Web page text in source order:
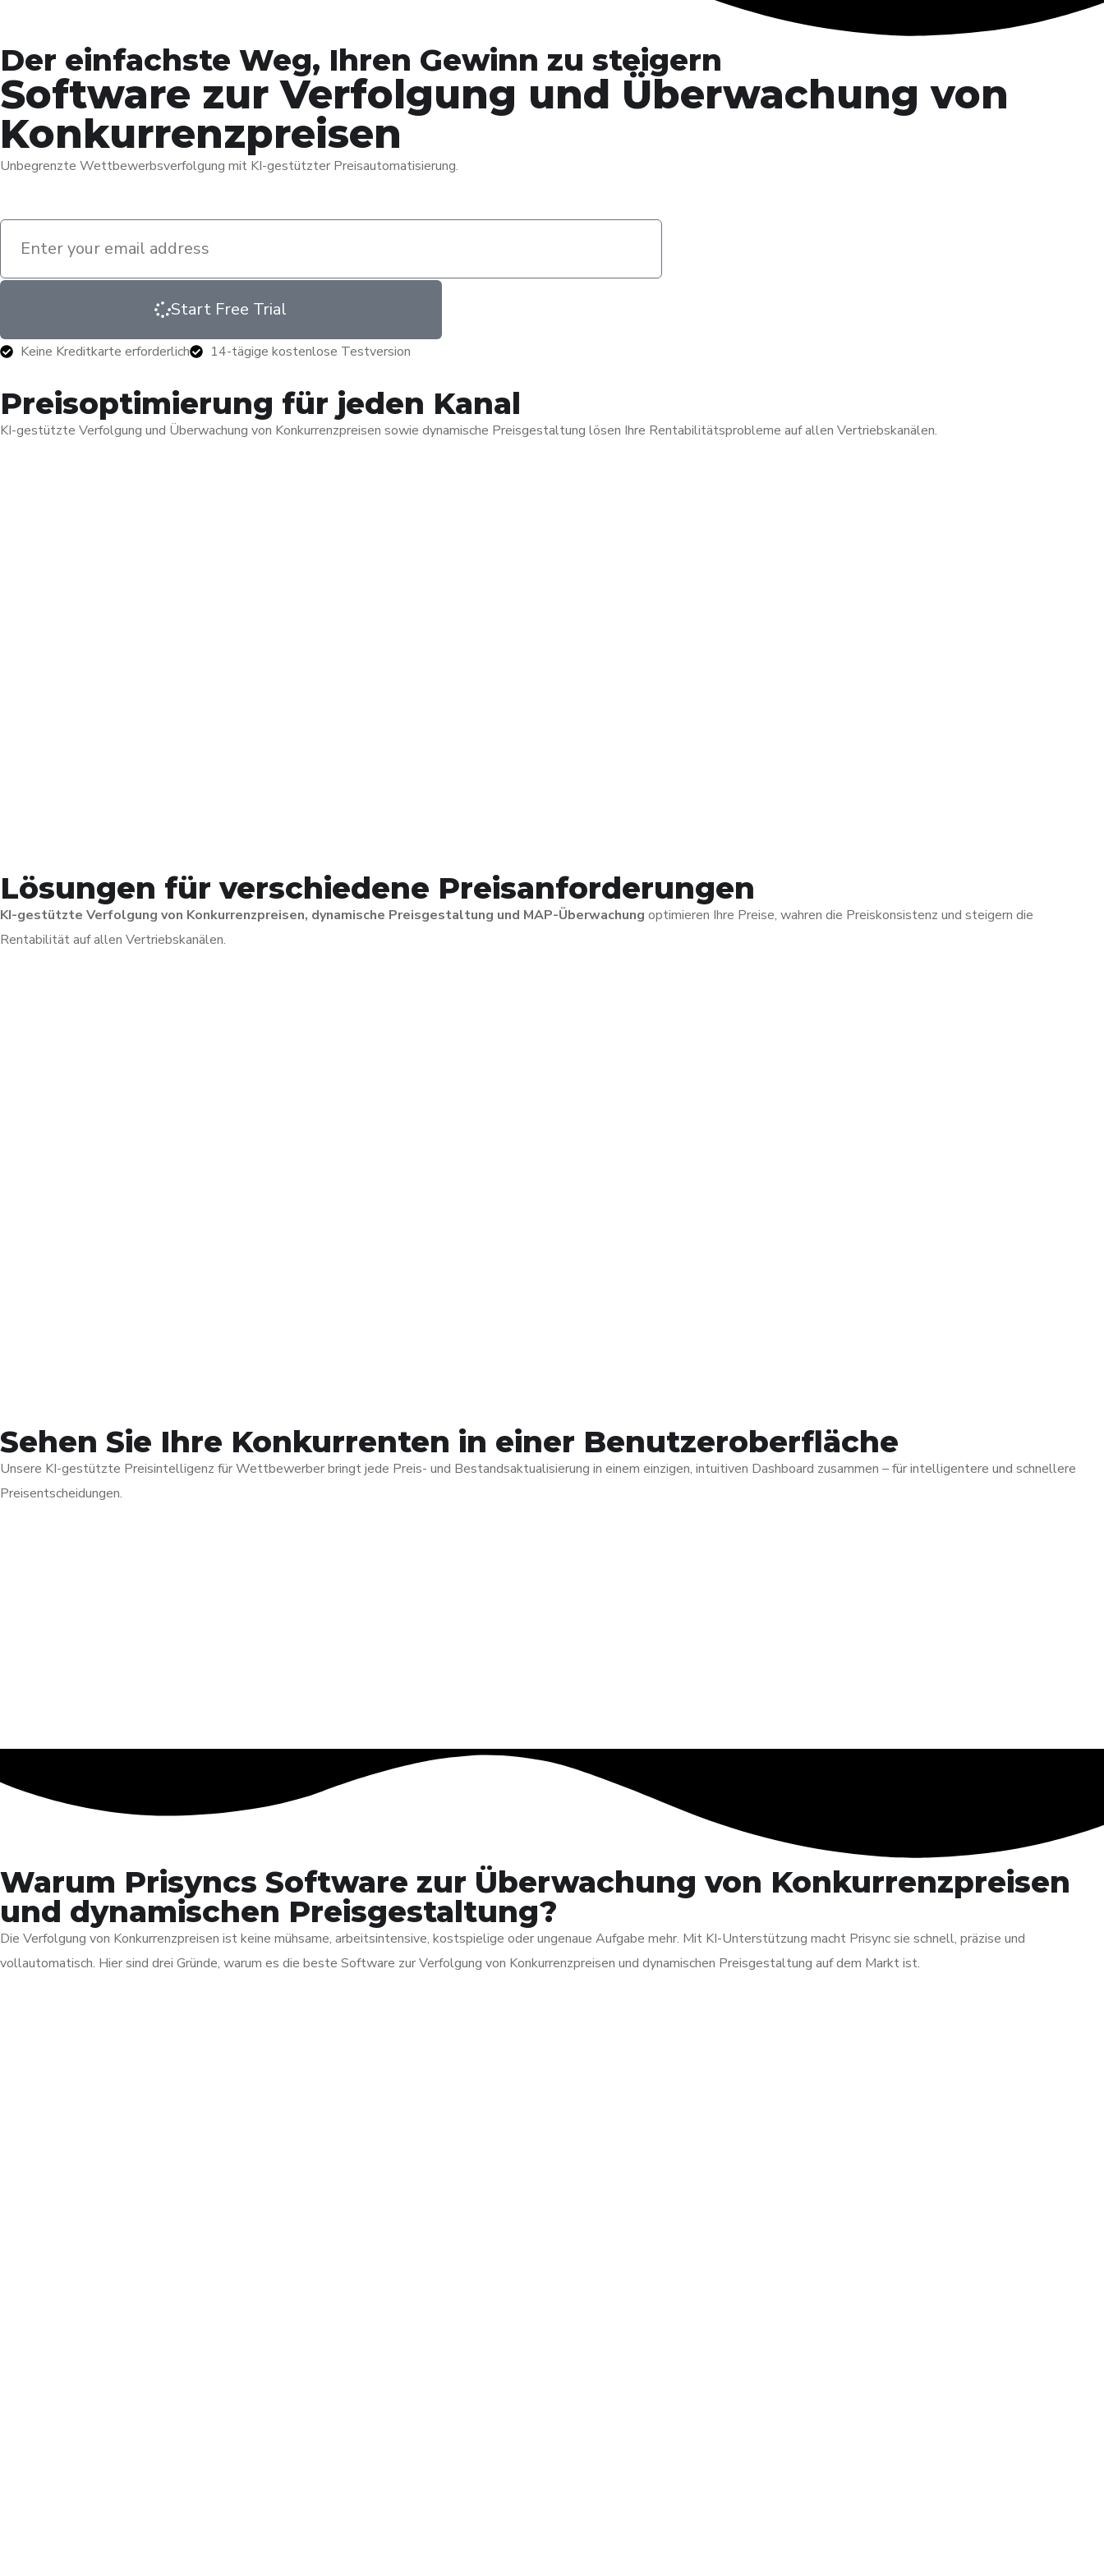
Der einfachste Weg, Ihren Gewinn zu steigern
Software zur Verfolgung und Überwachung von
Konkurrenzpreisen
Unbegrenzte Wettbewerbsverfolgung mit KI-gestützter Preisautomatisierung.
Start Free Trial
Keine Kreditkarte erforderlich 14-tägige kostenlose Testversion
Preisoptimierung für jeden Kanal
KI-gestützte Verfolgung und Überwachung von Konkurrenzpreisen sowie dynamische Preisgestaltung lösen Ihre Rentabilitätsprobleme auf allen Vertriebskanälen.
Lösungen für verschiedene Preisanforderungen
KI-gestützte Verfolgung von Konkurrenzpreisen, dynamische Preisgestaltung und MAP-Überwachung optimieren Ihre Preise, wahren die Preiskonsistenz und steigern die
Rentabilität auf allen Vertriebskanälen.
Sehen Sie Ihre Konkurrenten in einer Benutzeroberfläche
Unsere KI-gestützte Preisintelligenz für Wettbewerber bringt jede Preis- und Bestandsaktualisierung in einem einzigen, intuitiven Dashboard zusammen – für intelligentere und schnellere
Preisentscheidungen.
Warum Prisyncs Software zur Überwachung von Konkurrenzpreisen
und dynamischen Preisgestaltung?
Die Verfolgung von Konkurrenzpreisen ist keine mühsame, arbeitsintensive, kostspielige oder ungenaue Aufgabe mehr. Mit KI-Unterstützung macht Prisync sie schnell, präzise und
vollautomatisch. Hier sind drei Gründe, warum es die beste Software zur Verfolgung von Konkurrenzpreisen und dynamischen Preisgestaltung auf dem Markt ist.